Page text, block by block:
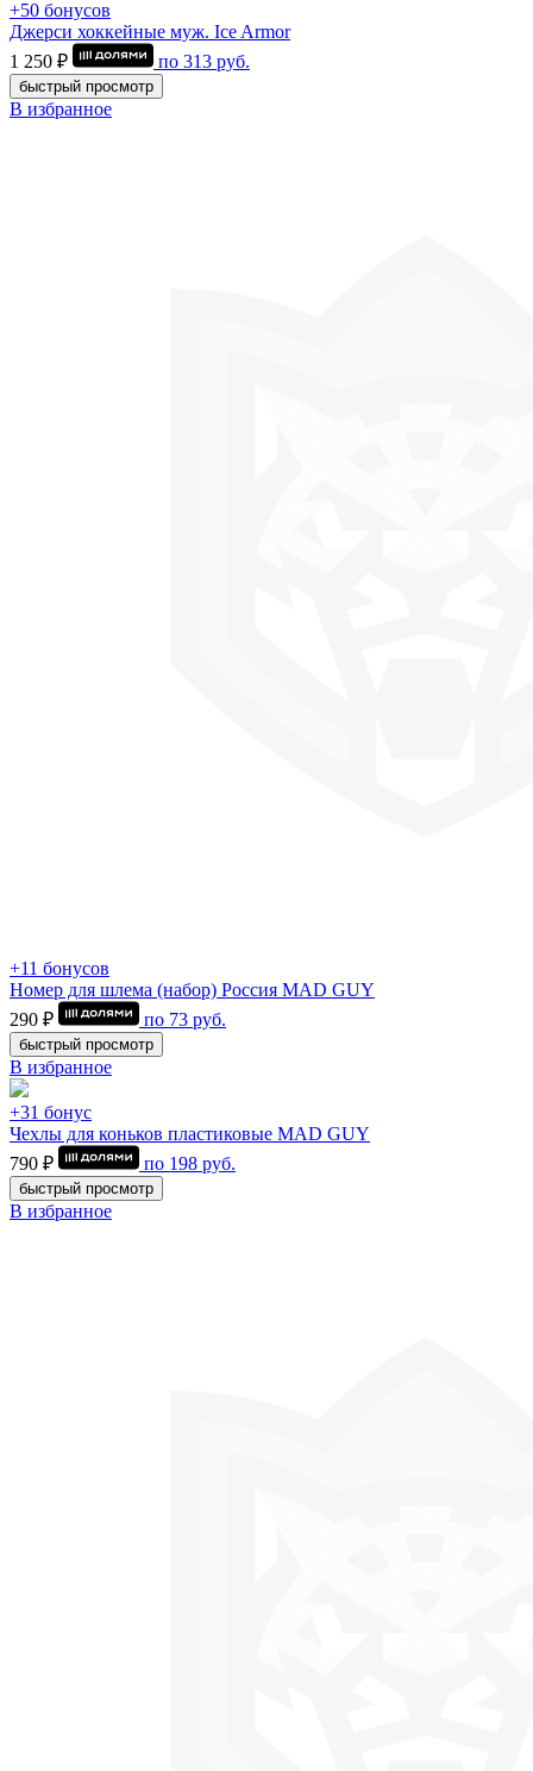
+50 бонусов
Джерси хоккейные муж. Ice Armor
1 250 ₽
по 313 руб.
быстрый просмотр
В избранное
+11 бонусов
Номер для шлема (набор) Россия MAD GUY
290 ₽
по 73 руб.
быстрый просмотр
В избранное
+31 бонус
Чехлы для коньков пластиковые MAD GUY
790 ₽
по 198 руб.
быстрый просмотр
В избранное